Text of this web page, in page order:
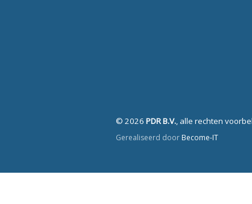
© 2026 PDR B.V., alle rechten
Gerealiseerd door Become-IT